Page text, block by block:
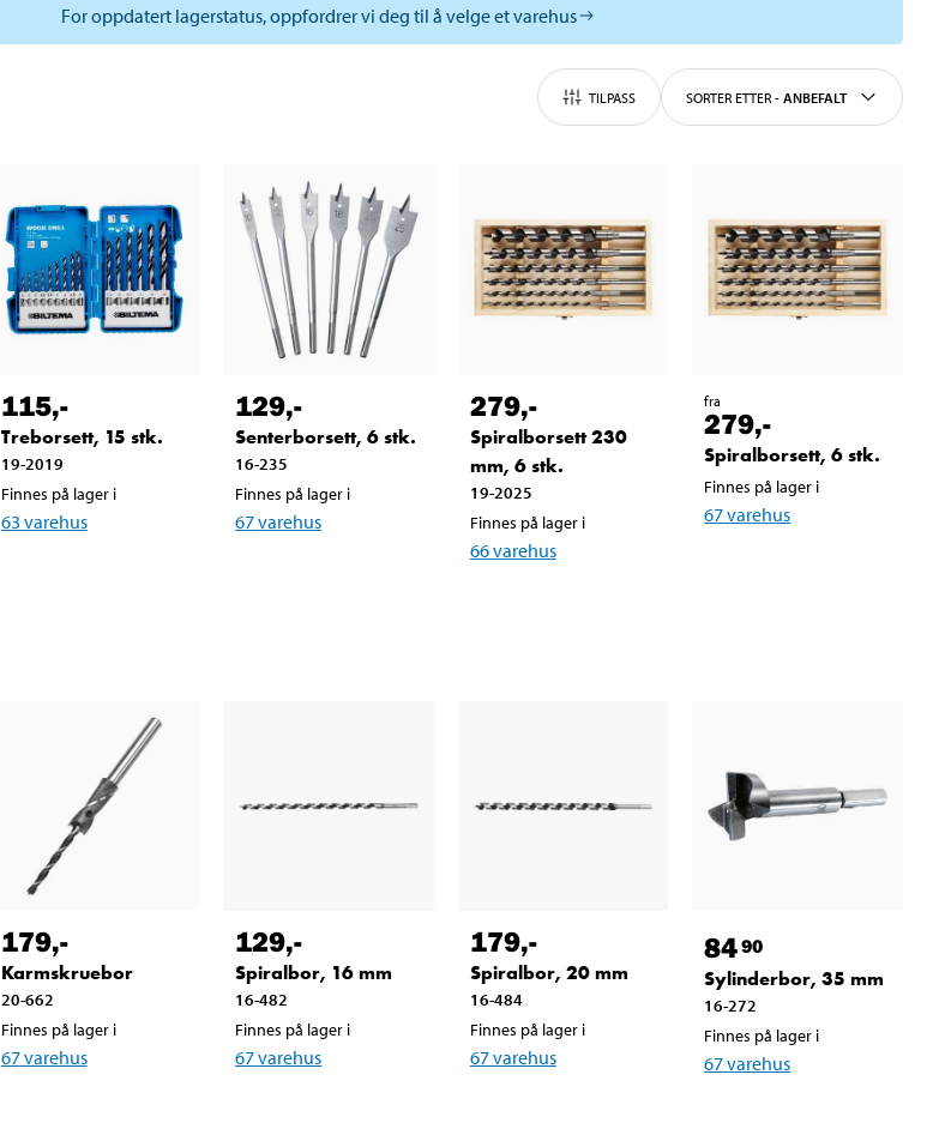
For oppdatert lagerstatus, oppfordrer vi deg til å velge et varehus
TILPASS SORTER ETTER - ANBEFALT
115,-
Treborsett, 15 stk.
19-2019
Finnes på lager i
63 varehus
129,-
Senterborsett, 6 stk.
16-235
Finnes på lager i
67varehus
279,-
Spiralborsett 230
mm, 6 stk.
19-2025
Finnes på lager i
66varehus
fra
279,-
Spiralborsett, 6 stk.
Finnes på lager i
67varehus
179,-
Karmskruebor
20-662
Finnes på lager i
67varehus
129,-
Spiralbor, 16 mm
16-482
Finnes på lager i
67varehus
179,-
Spiralbor, 20 mm
16-484
Finnes på lager i
67varehus
8490
Sylinderbor, 35 mm
16-272
Finnes på lager i
67varehus